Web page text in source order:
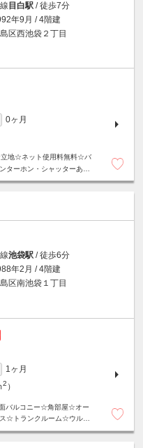
目白駅 / 徒歩7分
年9月 / 4階建
区西池袋２丁目
0ヶ月
立地☆ネット使用料無料☆バ
ーホン・シャッターあり
池袋駅 / 徒歩6分
年2月 / 4階建
区南池袋１丁目
1ヶ月
2 ）
バルコニー☆角部屋☆オー
☆トランクルーム☆ウルト